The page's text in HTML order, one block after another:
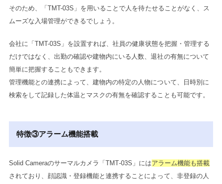
そのため、「TMT-03S」を用いることで人を待たせることがなく、ス
ムーズな入場管理ができるでしょう。
会社に「TMT-03S」を設置すれば、社員の健康状態を把握・管理する
だけではなく、出勤の確認や建物内にいる人数、退社の有無について
簡単に把握することもできます。
管理機能との連携によって、建物内の特定の人物について、日時別に
検索をして記録した体温とマスクの有無を確認することも可能です。
特徴③アラーム機能搭載
Solid Cameraのサーマルカメラ「TMT-03S」にはアラーム機能も搭載
されており、顔認識・登録機能と連携することによって、非登録の人